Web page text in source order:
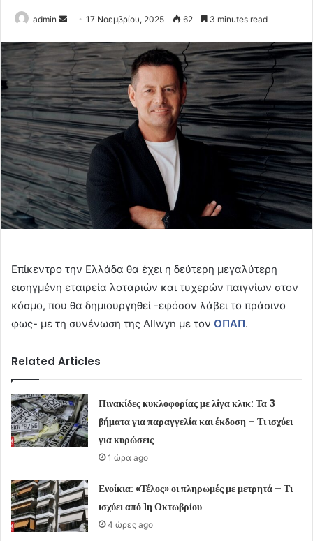
admin
Send
email
17 Νοεμβρίου, 2025 62 3 minutes read
Επίκεντρο την Ελλάδα θα έχει η δεύτερη μεγαλύτερη
εισηγμένη εταιρεία λοταριών και τυχερών παιγνίων στον
κόσμο, που θα δημιουργηθεί -εφόσον λάβει το πράσινο
φως- με τη συνένωση της Allwyn με τον ΟΠΑΠ.
Related Articles
Πινακίδες κυκλοφορίας με λίγα κλικ: Τα 3
βήματα για παραγγελία και έκδοση – Τι ισχύει
για κυρώσεις
1 ώρα ago
Ενοίκια: «Τέλος» οι πληρωμές με μετρητά – Τι
ισχύει από 1η Οκτωβρίου
4 ώρες ago